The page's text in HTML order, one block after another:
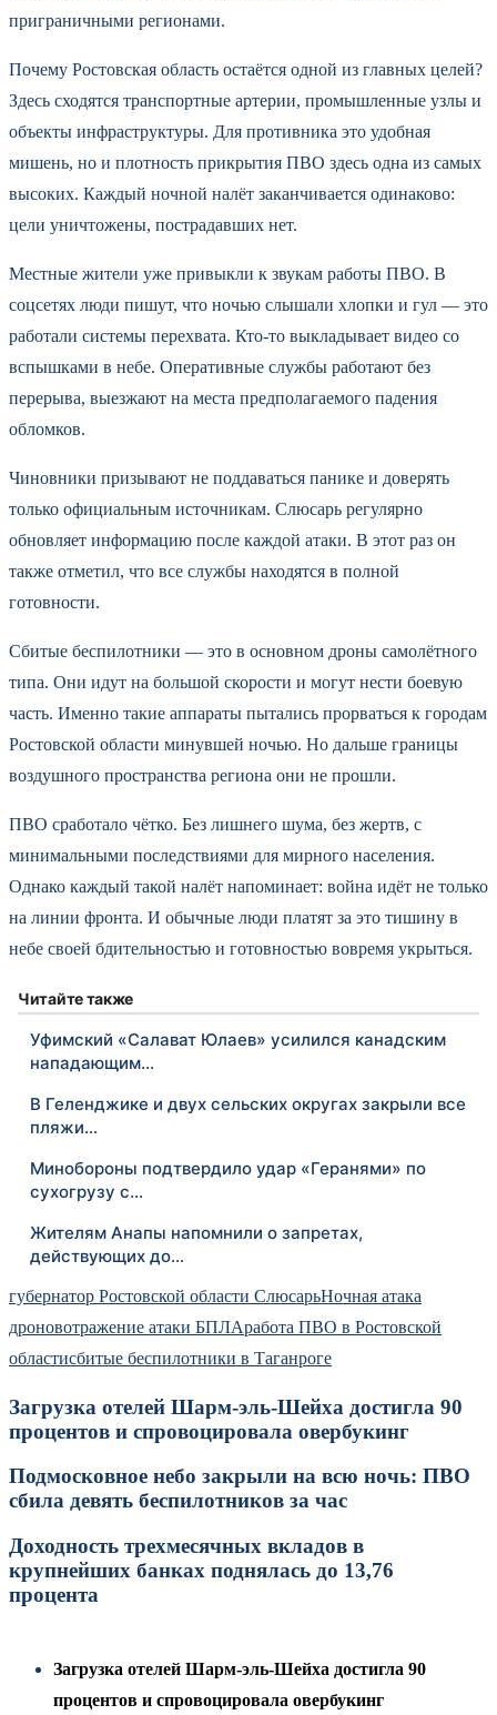
приграничными регионами.
Почему Ростовская область остаётся одной из главных целей?
Здесь сходятся транспортные артерии, промышленные узлы и
объекты инфраструктуры. Для противника это удобная
мишень, но и плотность прикрытия ПВО здесь одна из самых
высоких. Каждый ночной налёт заканчивается одинаково:
цели уничтожены, пострадавших нет.
Местные жители уже привыкли к звукам работы ПВО. В
соцсетях люди пишут, что ночью слышали хлопки и гул — это
работали системы перехвата. Кто-то выкладывает видео со
вспышками в небе. Оперативные службы работают без
перерыва, выезжают на места предполагаемого падения
обломков.
Чиновники призывают не поддаваться панике и доверять
только официальным источникам. Слюсарь регулярно
обновляет информацию после каждой атаки. В этот раз он
также отметил, что все службы находятся в полной
готовности.
Сбитые беспилотники — это в основном дроны самолётного
типа. Они идут на большой скорости и могут нести боевую
часть. Именно такие аппараты пытались прорваться к городам
Ростовской области минувшей ночью. Но дальше границы
воздушного пространства региона они не прошли.
ПВО сработало чётко. Без лишнего шума, без жертв, с
минимальными последствиями для мирного населения.
Однако каждый такой налёт напоминает: война идёт не только
на линии фронта. И обычные люди платят за это тишину в
небе своей бдительностью и готовностью вовремя укрыться.
Читайте также
Уфимский «Салават Юлаев» усилился канадским
нападающим…
В Геленджике и двух сельских округах закрыли все
пляжи…
Минобороны подтвердило удар «Геранями» по
сухогрузу с…
Жителям Анапы напомнили о запретах,
действующих до…
губернатор Ростовской области СлюсарьНочная атака
дроновотражение атаки БПЛАработа ПВО в Ростовской
областисбитые беспилотники в Таганроге
Загрузка отелей Шарм-эль-Шейха достигла 90
процентов и спровоцировала овербукинг
Подмосковное небо закрыли на всю ночь: ПВО
сбила девять беспилотников за час
Доходность трехмесячных вкладов в
крупнейших банках поднялась до 13,76
процента
Загрузка отелей Шарм-эль-Шейха достигла 90
процентов и спровоцировала овербукинг